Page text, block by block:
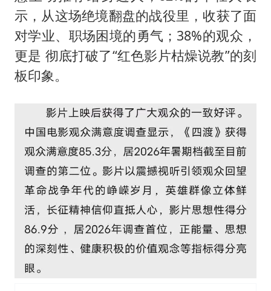
示，从这场绝境翻盘的战役里，收获了面
对学业、职场困境的勇气；38%的观众，
更是 彻底打破了“红色影片枯燥说教”的刻
板印象。